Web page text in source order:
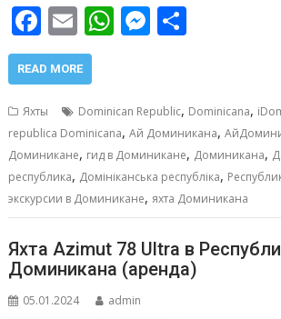
F
ac
e
b
o
o
k
E
m
ai
l
W
s
A
p
p
M
e
n
g
er
р
а
в
и
т
ь
READ MORE
Яхты Dominican Republic, Dominicana,
republica Dominicana,Ай Доминикана,
Доминикане, гид в Доминикане, Доминикана,
республика, Домініканська республіка,
экскурсии в Доминикане, яхта Доминикана
Яхта Azimut 78 Ultra в
Доминикана (аренда)
05.01.2024 admin